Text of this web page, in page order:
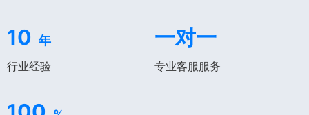
10 年
行业经验
一对一
专业客服服务